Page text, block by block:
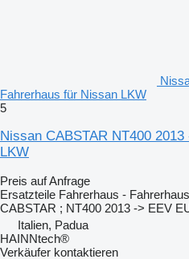
Fahrerhaus für Nissan LKW
5
Nissan CABSTAR NT400
LKW
Preis auf Anfrage
Ersatzteile Fahrerhaus - Fahrerhaus
CABSTAR ; NT400 2013 -> EEV
Italien, Padua
HAINNtech®
Verkäufer kontaktieren